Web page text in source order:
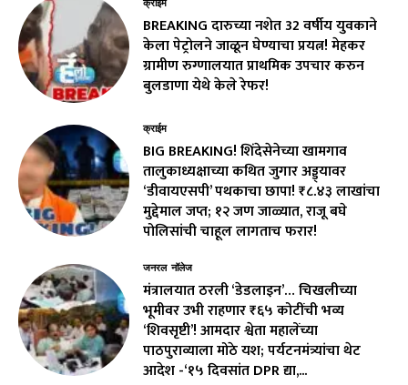
क्राईम
BREAKING दारुच्या नशेत 32 वर्षीय युवकाने
केला पेट्रोलने जाळून घेण्याचा प्रयत्न! मेहकर
ग्रामीण रुग्णालयात प्राथमिक उपचार करुन
बुलडाणा येथे केले रेफर!
क्राईम
BIG BREAKING! शिंदेसेनेच्या खामगाव
तालुकाध्यक्षाच्या कथित जुगार अड्ड्यावर
‘डीवायएसपी’ पथकाचा छापा! ₹८.४३ लाखांचा
मुद्देमाल जप्त; १२ जण जाळ्यात, राजू बघे
पोलिसांची चाहूल लागताच फरार!
जनरल नॉलेज
मंत्रालयात ठरली ‘डेडलाइन’… चिखलीच्या
भूमीवर उभी राहणार ₹६५ कोटींची भव्य
‘शिवसृष्टी’! आमदार श्वेता महालेंच्या
पाठपुराव्याला मोठे यश; पर्यटनमंत्र्यांचा थेट
आदेश -‘१५ दिवसांत DPR द्या,...